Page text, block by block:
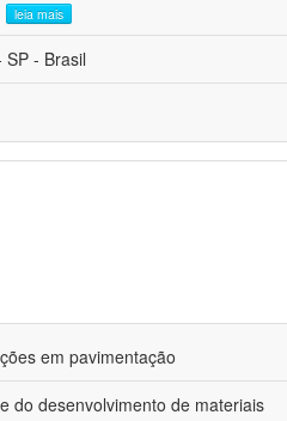
leia mais
- Brasil
em pavimentação
do desenvolvimento de materiais